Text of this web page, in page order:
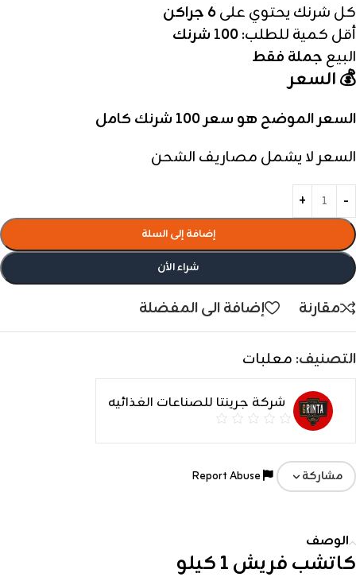
كل شرنك يحتوي على6 جراكن
أقل كمية للطلب: 100 شرنك
البيع جملة فقط
💰 السعر
السعر الموضح هو سعر 100 شرنك كامل
السعر لا يشمل مصاريف الشحن
إضافة إلى السلة
شراء الأن
مقارنة إضافة الى المفضلة
التصنيف: معلبات
شركة جرينتا للصناعات الغذائيه
مشاركة
الوصف
كاتشب فريش 1 كيلو